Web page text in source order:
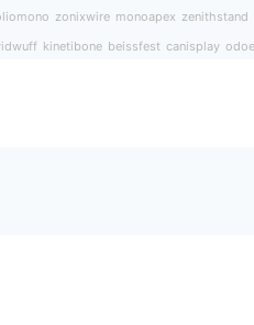
zonixwire monoapex zenithstand
kinetibone beissfest canisplay